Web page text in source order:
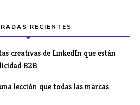
RECIENTES
creativas de LinkedIn que están
B2B
lección que todas las marcas